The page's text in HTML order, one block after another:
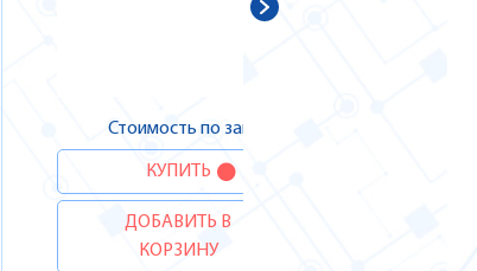
Стоимость по запросу
КУПИТЬ
ДОБАВИТЬ В
КОРЗИНУ